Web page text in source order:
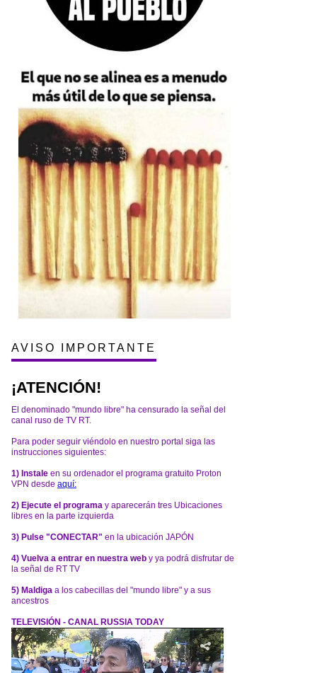
AVISO IMPORTANTE
¡ATENCIÓN!
El denominado "mundo libre" ha censurado la señal del
canal ruso de TV RT.
Para poder seguir viéndolo en nuestro portal siga las
instrucciones siguientes:
1) Instale en su ordenador el programa gratuito Proton
VPN desde aquí:
2) Ejecute el programa y aparecerán tres Ubicaciones
libres en la parte izquierda
3) Pulse "CONECTAR" en la ubicación JAPÓN
4) Vuelva a entrar en nuestra web y ya podrá disfrutar de
la señal de RT TV
5) Maldiga a los cabecillas del "mundo libre" y a sus
ancestros
TELEVISIÓN - CANAL RUSSIA TODAY